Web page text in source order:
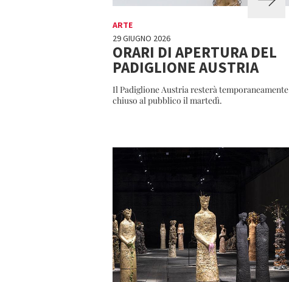
ARTE
29 GIUGNO 2026
ORARI DI APERTURA DEL
PADIGLIONE AUSTRIA
Il Padiglione Austria resterà temporaneamente
chiuso al pubblico il martedì.